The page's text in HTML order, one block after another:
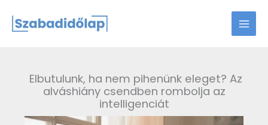
content
Elbutulunk, ha nem pihenünk eleget? Az
alváshiány csendben rombolja az
intelligenciát